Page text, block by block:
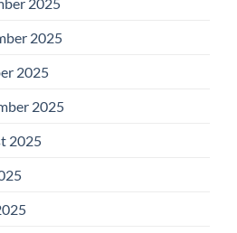
2025
2025
2025
2025